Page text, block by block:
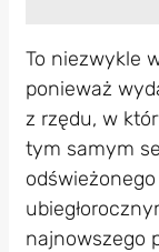
To niezwykle
ponieważ
z rzędu, w
tym samym
najnowszego